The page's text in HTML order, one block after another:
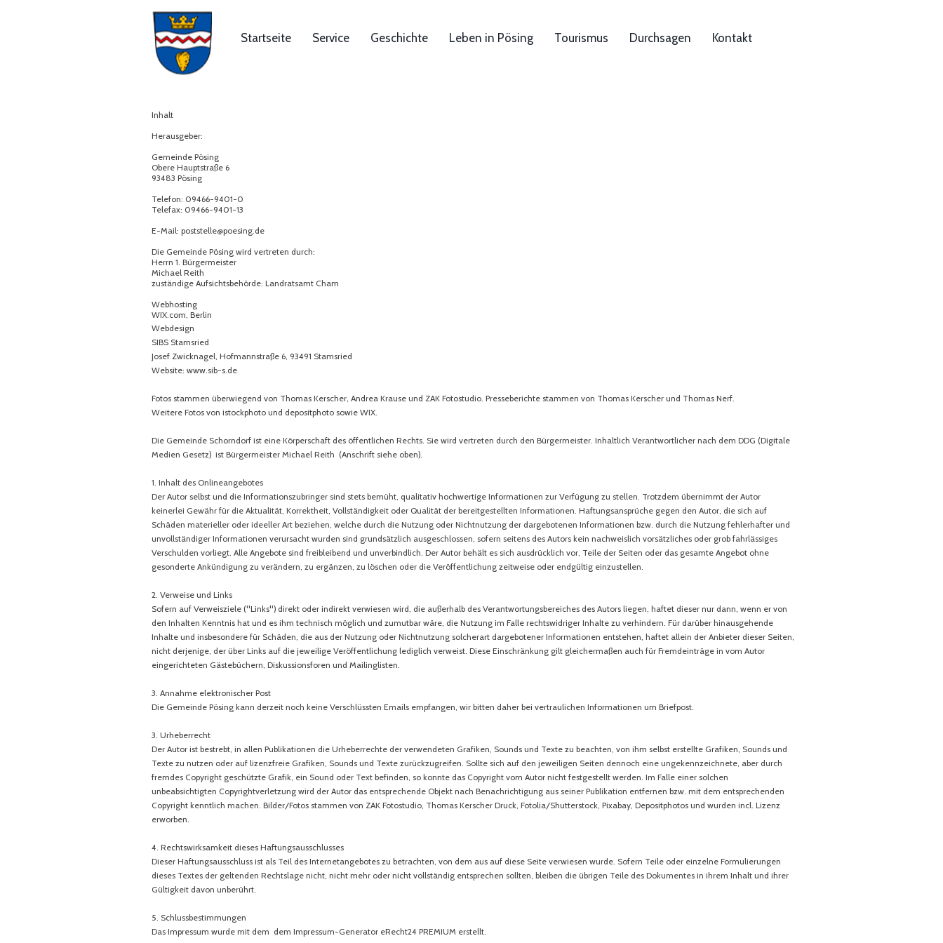
Startseite Service Geschichte Leben in Pösing Tourismus Durchsagen Kontakt
Inhalt
Herausgeber:
Gemeinde Pösing
Obere Hauptstraße 6
93483 Pösing
Telefon: 09466-9401-0
Telefax: 09466-9401-13
E-Mail: poststelle@poesing.de
Die Gemeinde Pösing wird vertreten durch:
Herrn 1. Bürgermeister
Michael Reith
zuständige Aufsichtsbehörde: Landratsamt Cham
Webhosting
WIX.com, Berlin
Webdesign
SIBS Stamsried
Josef Zwicknagel, Hofmannstraße 6, 93491 Stamsried
Website: www.sib-s.de
Fotos stammen überwiegend von Thomas Kerscher, Andrea Krause und ZAK Fotostudio. Presseberichte stammen von Thomas Kerscher und Thomas Nerf.
Weitere Fotos von istockphoto und depositphoto sowie WIX.
Die Gemeinde Schorndorf ist eine Körperschaft des öffentlichen Rechts. Sie wird vertreten durch den Bürgermeister. Inhaltlich Verantwortlicher nach dem DDG (Digitale
Medien Gesetz) ist Bürgermeister Michael Reith (Anschrift siehe oben).
1. Inhalt des Onlineangebotes
Der Autor selbst und die Informationszubringer sind stets bemüht, qualitativ hochwertige Informationen zur Verfügung zu stellen. Trotzdem übernimmt der Autor
keinerlei Gewähr für die Aktualität, Korrektheit, Vollständigkeit oder Qualität der bereitgestellten Informationen. Haftungsansprüche gegen den Autor, die sich auf
Schäden materieller oder ideeller Art beziehen, welche durch die Nutzung oder Nichtnutzung der dargebotenen Informationen bzw. durch die Nutzung fehlerhafter und
unvollständiger Informationen verursacht wurden sind grundsätzlich ausgeschlossen, sofern seitens des Autors kein nachweislich vorsätzliches oder grob fahrlässiges
Verschulden vorliegt. Alle Angebote sind freibleibend und unverbindlich. Der Autor behält es sich ausdrücklich vor, Teile der Seiten oder das gesamte Angebot ohne
gesonderte Ankündigung zu verändern, zu ergänzen, zu löschen oder die Veröffentlichung zeitweise oder endgültig einzustellen.
2. Verweise und Links
Sofern auf Verweisziele ("Links") direkt oder indirekt verwiesen wird, die außerhalb des Verantwortungsbereiches des Autors liegen, haftet dieser nur dann, wenn er von
den Inhalten Kenntnis hat und es ihm technisch möglich und zumutbar wäre, die Nutzung im Falle rechtswidriger Inhalte zu verhindern. Für darüber hinausgehende
Inhalte und insbesondere für Schäden, die aus der Nutzung oder Nichtnutzung solcherart dargebotener Informationen entstehen, haftet allein der Anbieter dieser Seiten,
nicht derjenige, der über Links auf die jeweilige Veröffentlichung lediglich verweist. Diese Einschränkung gilt gleichermaßen auch für Fremdeinträge in vom Autor
eingerichteten Gästebüchern, Diskussionsforen und Mailinglisten.
3. Annahme elektronischer Post
Die Gemeinde Pösing kann derzeit noch keine Verschlüssten Emails empfangen, wir bitten daher bei vertraulichen Informationen um Briefpost.
3. Urheberrecht
Der Autor ist bestrebt, in allen Publikationen die Urheberrechte der verwendeten Grafiken, Sounds und Texte zu beachten, von ihm selbst erstellte Grafiken, Sounds und
Texte zu nutzen oder auf lizenzfreie Grafiken, Sounds und Texte zurückzugreifen. Sollte sich auf den jeweiligen Seiten dennoch eine ungekennzeichnete, aber durch
fremdes Copyright geschützte Grafik, ein Sound oder Text befinden, so konnte das Copyright vom Autor nicht festgestellt werden. Im Falle einer solchen
unbeabsichtigten Copyrightverletzung wird der Autor das entsprechende Objekt nach Benachrichtigung aus seiner Publikation entfernen bzw. mit dem entsprechenden
Copyright kenntlich machen. Bilder/Fotos stammen von ZAK Fotostudio, Thomas Kerscher Druck, Fotolia/Shutterstock, Pixabay, Depositphotos und wurden incl. Lizenz
erworben.
4. Rechtswirksamkeit dieses Haftungsausschlusses
Dieser Haftungsausschluss ist als Teil des Internetangebotes zu betrachten, von dem aus auf diese Seite verwiesen wurde. Sofern Teile oder einzelne Formulierungen
dieses Textes der geltenden Rechtslage nicht, nicht mehr oder nicht vollständig entsprechen sollten, bleiben die übrigen Teile des Dokumentes in ihrem Inhalt und ihrer
Gültigkeit davon unberührt.
5. Schlussbestimmungen
Das Impressum wurde mit dem dem Impressum-Generator eRecht24 PREMIUM erstellt.